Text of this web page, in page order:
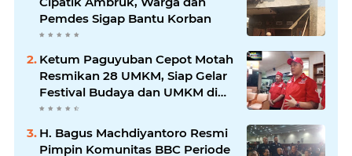
Pemdes Sigap Bantu Korban
Ketum Paguyuban Cepot Motah
Resmikan 28 UMKM, Siap Gelar
Festival Budaya dan UMKM di
Jalan Braga
H. Bagus Machdiyantoro Resmi
Pimpin Komunitas BBC Periode